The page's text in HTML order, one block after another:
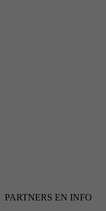
PARTNERS EN INFO